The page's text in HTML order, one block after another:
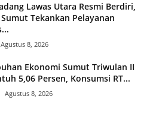
Lawas Utara Resmi Berdiri,
Tekankan Pelayanan
Agustus 8, 2026
Ekonomi Sumut Triwulan II
5,06 Persen, Konsumsi RT...
Agustus 8, 2026